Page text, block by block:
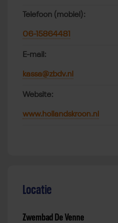
Telefoon (mobiel):
06-15864481
E-mail:
kassa@zbdv.nl
Website:
www.hollandskroon.nl
Locatie
Zwembad De Venne